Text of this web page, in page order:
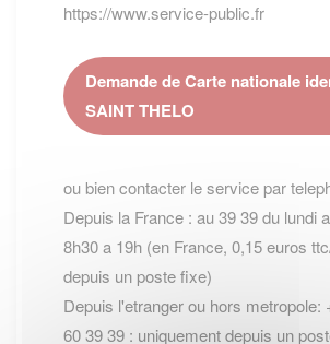
https://www.service-public.fr
Demande de Carte nationale
SAINT THELO
ou bien contacter le service par
Depuis la France : au 39 39 du lundi
8h30 a 19h (en France, 0,15 euros
depuis un poste fixe)
Depuis l'etranger ou hors metropole:
60 39 39 : uniquement depuis un